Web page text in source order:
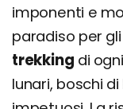
imponenti e
paradiso per
trekking di
lunari, boschi